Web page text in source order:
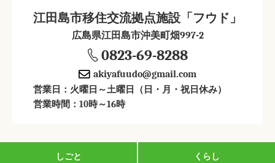
江田島市移住交流拠点施設「フウド」
広島県江田島市沖美町畑997-2
0823-69-8288
akiyafuudo@gmail.com
営業日：火曜日～土曜日（日・月・祝日休み）
営業時間：10時～16時
しごと くらし